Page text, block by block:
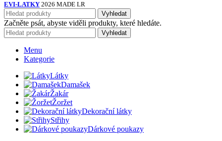
EVI-LATKY 2026 MADE LR
Vyhledat
Začněte psát, abyste viděli produkty, které hledáte.
Vyhledat
Menu
Kategorie
Látky
Damašek
Žakár
Žoržet
Dekorační látky
Střihy
Dárkové poukazy